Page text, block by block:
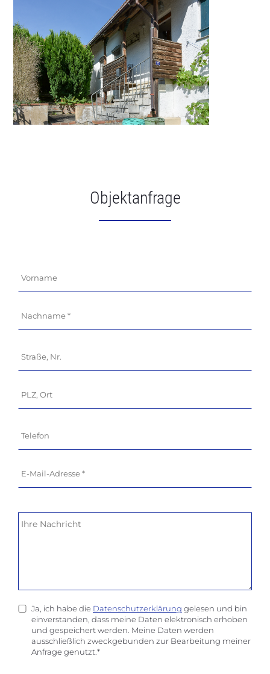
Objektanfrage
Ja, ich habe die Datenschutzerklärung gelesen und bin
einverstanden, dass meine Daten elektronisch erhoben
und gespeichert werden. Meine Daten werden
ausschließlich zweckgebunden zur Bearbeitung meiner
Anfrage genutzt.*